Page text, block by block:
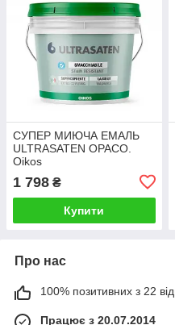
СУПЕР МИЮЧА ЕМАЛЬ
ULTRASATEN OPACO.
Oikos
1 798 ₴
Купити
Про нас
100% позитивних з 22
Працює з 20.07.2014